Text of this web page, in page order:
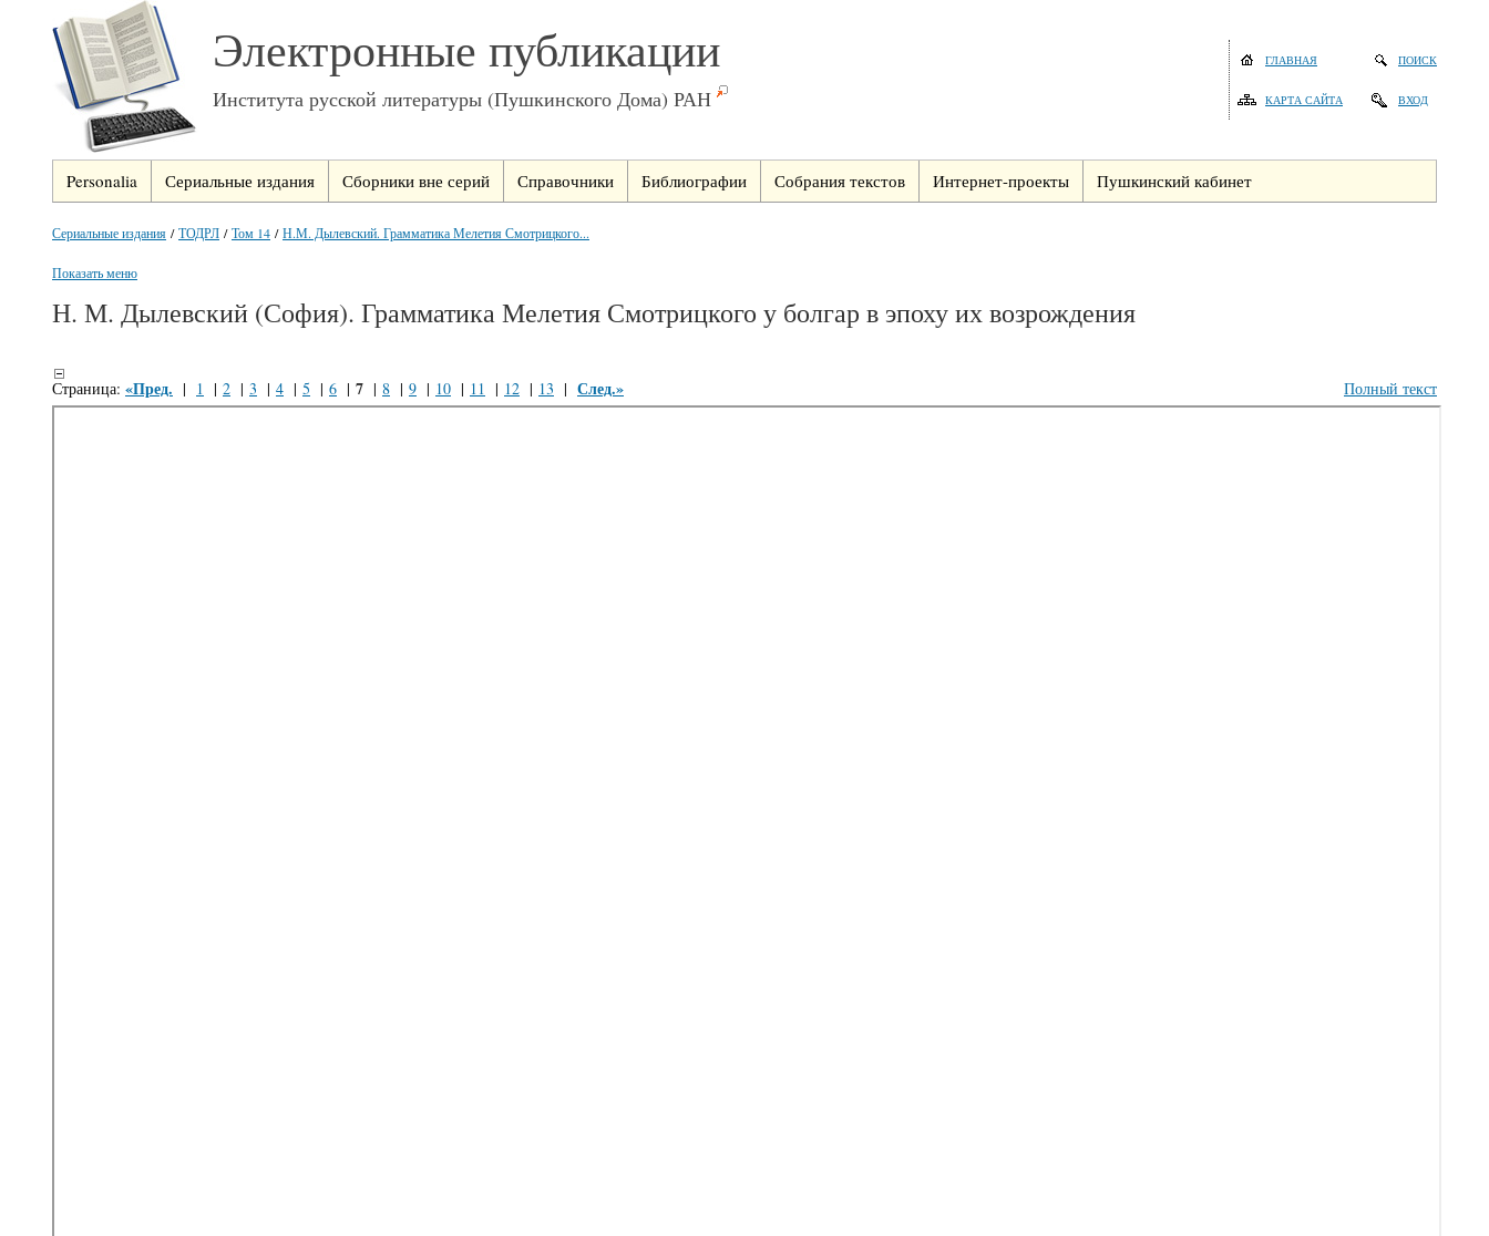
Электронные публикации
Института русской литературы (Пушкинского Дома) РАН
ГЛАВНАЯ
КАРТА САЙТА
ПОИСК
ВХОД
Personalia Сериальные издания Сборники вне серий Справочники Библиографии Собрания текстов Интернет-проекты Пушкинский кабинет
Сериальные издания /ТОДРЛ /Том 14 /Н.М. Дылевский. Грамматика Мелетия Смотрицкого...
Показать меню
Н. М. Дылевский (София). Грамматика Мелетия Смотрицкого у болгар в эпоху их возрождения
Страница: «Пред. | 1 | 2 | 3 | 4 | 5 | 6 | 7 | 8 | 9 | 10 | 11 | 12 | 13 | След.» Полный текст